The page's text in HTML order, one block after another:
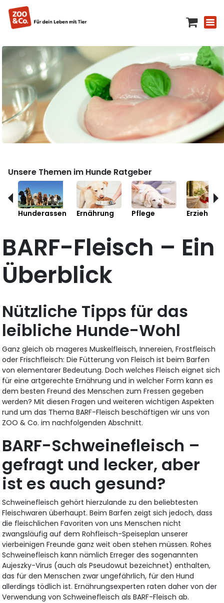
Unsere Themen im Hunde Ratgeber
Hunderassen Ernährung Pflege Erziehung
BARF-Fleisch – Ein
Überblick
Nützliche Tipps für das
leibliche Hunde-Wohl
Ganz gleich ob mageres Muskelfleisch, Innereien, Frostfleisch
oder Frischfleisch: Die Fütterung von Fleisch ist beim Barfen
von elementarer Bedeutung. Doch welches Fleisch eignet sich
für eine artgerechte Ernährung und in welcher Form kann es
dem besten Freund des Menschen zum Fressen gegeben
werden? Mit diesen Fragen und weiteren wichtigen Aspekten
rund um das Thema BARF-Fleisch beschäftigen wir uns von
ZOO & Co. im nachfolgenden Abschnitt.
BARF-Schweinefleisch –
gefragt und lecker, aber
ist es auch gesund?
Schweinefleisch gehört hierzulande zu den beliebtesten
Fleischwaren überhaupt. Beim Barfen zeigt sich jedoch, dass
die fleischlichen Favoriten von uns Menschen nicht
zwangsläufig auf dem Rohfleisch-Speiseplan unserer
vierbeinigen Freunde ganz weit oben stehen müssen. Rohes
Schweinefleisch kann nämlich Erreger des sogenannten
Aujeszky-Virus (auch als Pseudowut bezeichnet) enthalten,
das für den Menschen zwar ungefährlich, für den Hund
allerdings tödlich ist. Ernährungsexperten raten daher von der
Verwendung von Schweinefleisch als BARF-Fleisch ab.